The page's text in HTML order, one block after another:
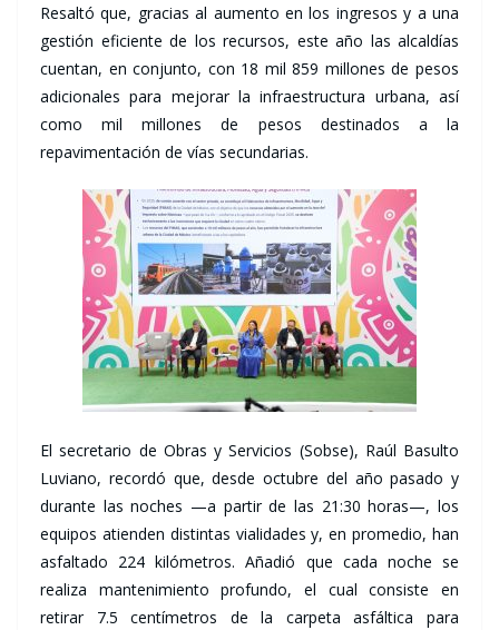
Resaltó que, gracias al aumento en los ingresos y a una
gestión eficiente de los recursos, este año las alcaldías
cuentan, en conjunto, con 18 mil 859 millones de pesos
adicionales para mejorar la infraestructura urbana, así
como mil millones de pesos destinados a la
repavimentación de vías secundarias.
El secretario de Obras y Servicios (Sobse), Raúl Basulto
Luviano, recordó que, desde octubre del año pasado y
durante las noches —a partir de las 21:30 horas—, los
equipos atienden distintas vialidades y, en promedio, han
asfaltado 224 kilómetros. Añadió que cada noche se
realiza mantenimiento profundo, el cual consiste en
retirar 7.5 centímetros de la carpeta asfáltica para